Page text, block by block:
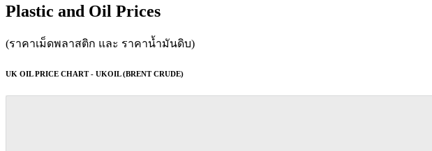
Plastic and Oil Prices
(ราคาเม็ดพลาสติก และ ราคาน้ำมันดิบ)
UK OIL PRICE CHART - UKOIL (BRENT CRUDE)